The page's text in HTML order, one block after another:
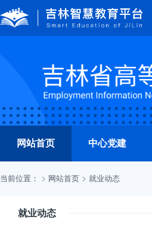
网站首页 中心党建
当前位置： 网站首页 就业动态
就业动态